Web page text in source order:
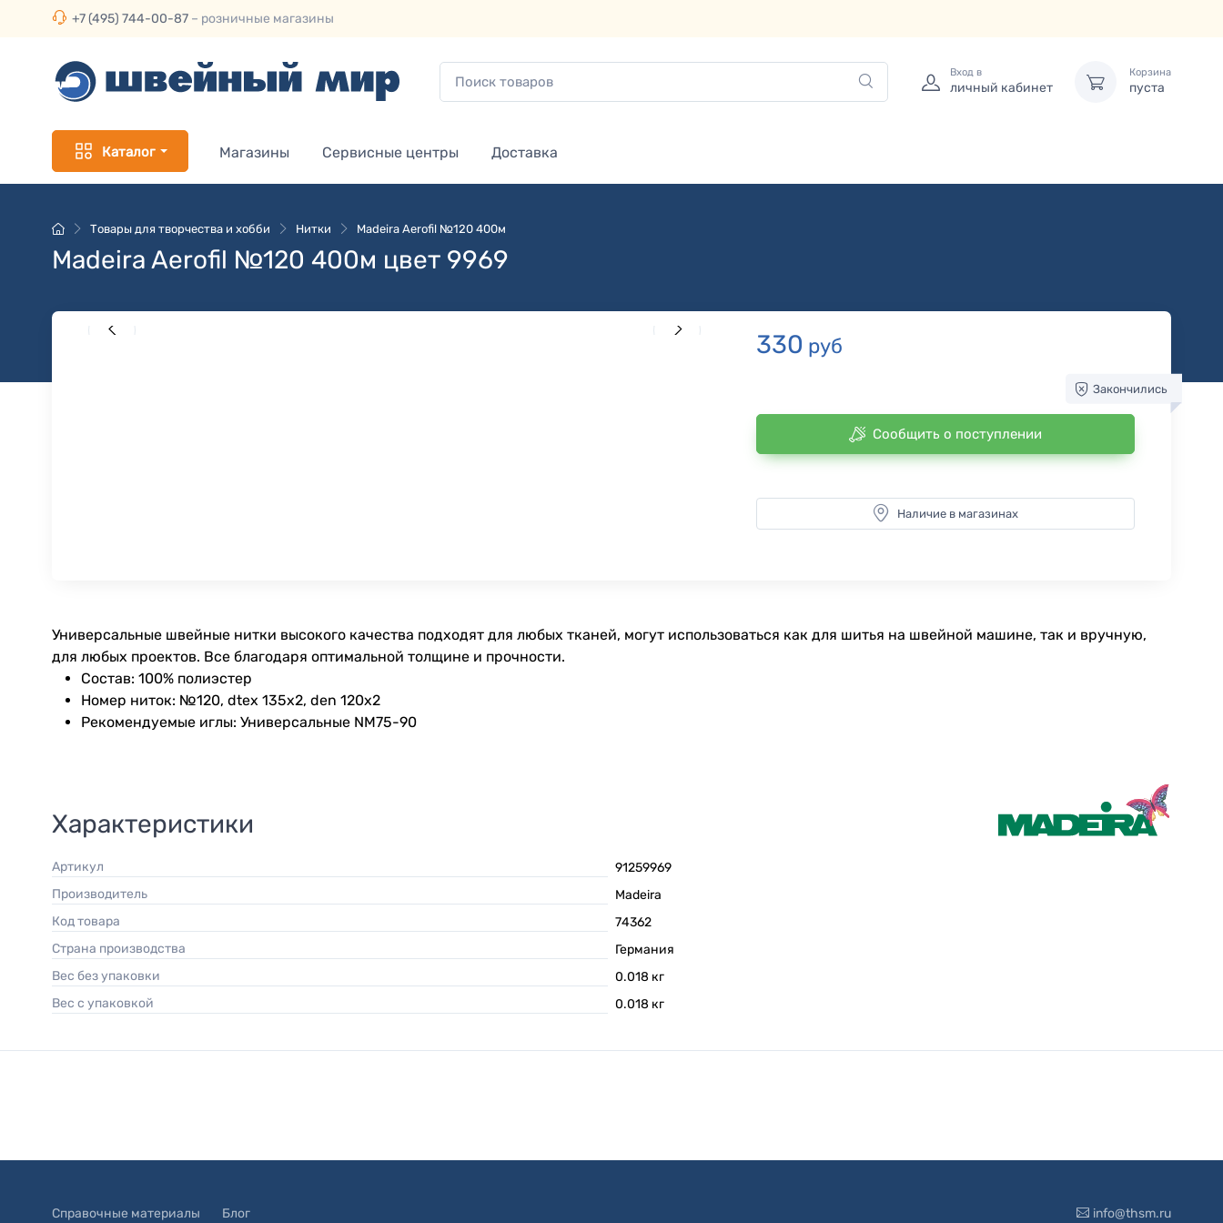
+7 (495) 744-00-87 – розничные магазины
Вход в
личный кабинет
Корзина
пуста
Каталог Магазины Сервисные центры Доставка
Товары для творчества и хобби Нитки Madeira Aerofil №120 400м
Madeira Aerofil №120 400м цвет 9969
330 руб
Закончились
Сообщить о поступлении
Наличие в магазинах
Универсальные швейные нитки высокого качества подходят для любых тканей, могут использоваться как для шитья на швейной машине, так и вручную,
для любых проектов. Все благодаря оптимальной толщине и прочности.
Состав: 100% полиэстер
Номер ниток: №120, dtex 135x2, den 120x2
Рекомендуемые иглы: Универсальные NM75-90
Характеристики
Артикул
91259969
Производитель
Madeira
Код товара
74362
Страна производства
Германия
Вес без упаковки
0.018 кг
Вес с упаковкой
0.018 кг
Справочные материалы Блог info@thsm.ru